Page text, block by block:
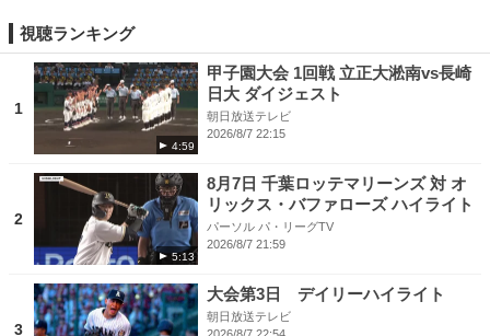
視聴ランキング
1
4:59
甲子園大会 1回戦 立正大淞南vs長崎
日大 ダイジェスト
朝日放送テレビ
2026/8/7 22:15
2
5:13
8月7日 千葉ロッテマリーンズ 対 オ
リックス・バファローズ ハイライト
パーソル パ・リーグTV
2026/8/7 21:59
3
大会第3日 デイリーハイライト
朝日放送テレビ